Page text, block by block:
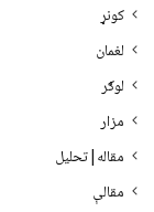
کونړ
لغمان
لوګر
مزار
مقاله|تحلیل
مقالې